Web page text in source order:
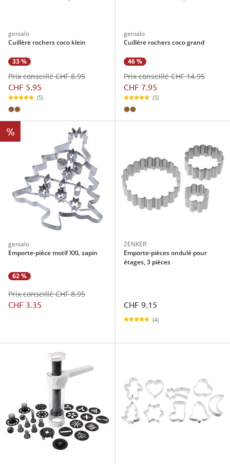
genialo
Cuillère rochers coco klein
33 %
CHF 5.95
Prix conseillé CHF 8.95
(5)
genialo
Cuillère rochers coco grand
46 %
CHF 7.95
Prix conseillé CHF 14.95
(5)
%
genialo
Emporte-pièce motif XXL sapin
62 %
CHF 3.35
Prix conseillé CHF 8.95
ZENKER
Emporte-pièces ondulé pour
étages, 3 pièces
CHF 9.15
(4)